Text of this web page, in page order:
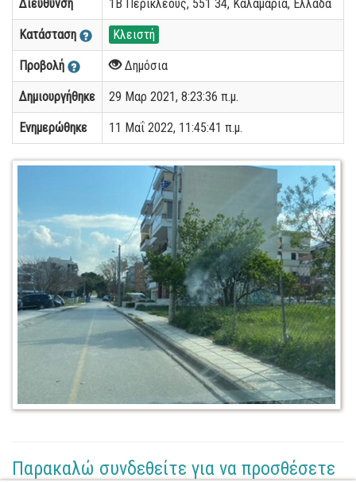
Διεύθυνση 1B Περικλέους, 551 34, Καλαμαριά, Ελλάδα
Κατάσταση Κλειστή
Προβολή Δημόσια
Δημιουργήθηκε 29 Μαρ 2021, 8:23:36 π.μ.
Ενημερώθηκε 11 Μαΐ 2022, 11:45:41 π.μ.
Παρακαλώ συνδεθείτε για να προσθέσετε